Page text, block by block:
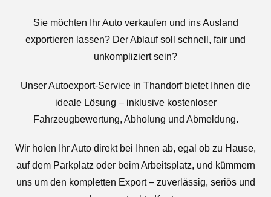
Sie möchten Ihr Auto verkaufen und ins Ausland
exportieren lassen? Der Ablauf soll schnell, fair und
unkompliziert sein?
Unser Autoexport-Service in Thandorf bietet Ihnen die
ideale Lösung – inklusive kostenloser
Fahrzeugbewertung, Abholung und Abmeldung.
Wir holen Ihr Auto direkt bei Ihnen ab, egal ob zu Hause,
auf dem Parkplatz oder beim Arbeitsplatz, und kümmern
uns um den kompletten Export – zuverlässig, seriös und